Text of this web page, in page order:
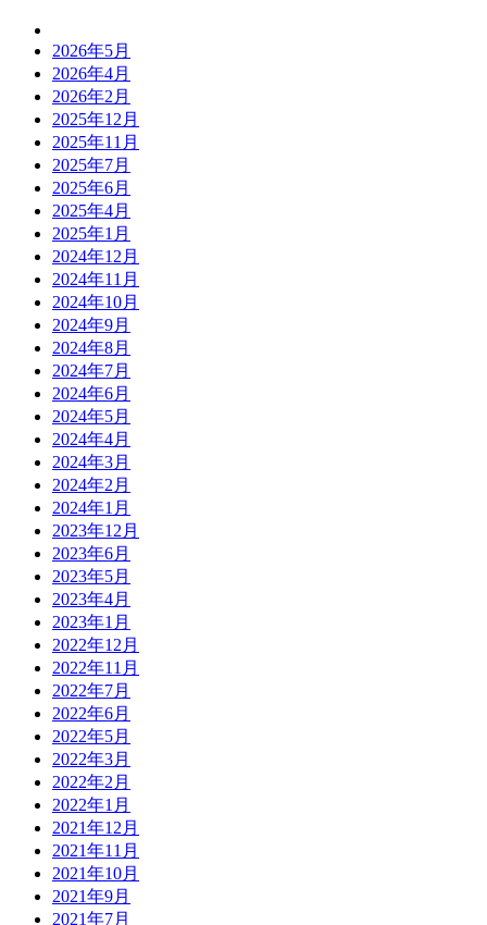
2026年5月
2026年4月
2026年2月
2025年12月
2025年11月
2025年7月
2025年6月
2025年4月
2025年1月
2024年12月
2024年11月
2024年10月
2024年9月
2024年8月
2024年7月
2024年6月
2024年5月
2024年4月
2024年3月
2024年2月
2024年1月
2023年12月
2023年6月
2023年5月
2023年4月
2023年1月
2022年12月
2022年11月
2022年7月
2022年6月
2022年5月
2022年3月
2022年2月
2022年1月
2021年12月
2021年11月
2021年10月
2021年9月
2021年7月